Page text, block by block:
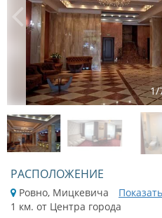
1/
РАСПОЛОЖЕНИЕ
Ровно, Мицкевича
1 км. от Центра города